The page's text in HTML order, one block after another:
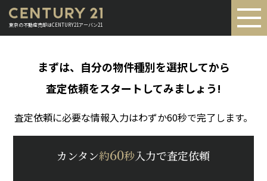
東京の不動産売却はCENTURY21アーバン21
まずは、自分の物件種別を選択してから
査定依頼をスタートしてみましょう!
査定依頼に必要な情報入力はわずか60秒で完了します。
カンタン約60秒入力で査定依頼